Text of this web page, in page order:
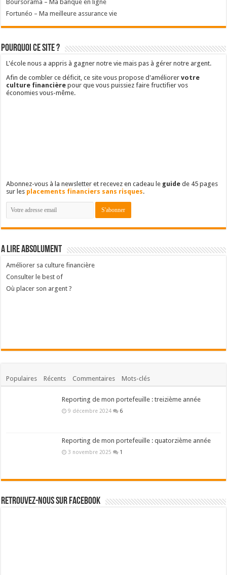
Binck – Mon courtier en bourse (PEA/PME)
Boursorama – Ma banque en ligne
Fortunéo – Ma meilleure assurance vie
Pourquoi ce site ?
L'école nous a appris à gagner notre vie mais pas à gérer notre argent.
Abonnez-vous à la newsletter et recevez en cadeau le
sur les
placements financiers sans risques
A lire absolument
Améliorer sa culture financière
Récents Commentaires Mots-clés
9 décembre 2024 6
3 novembre 2025 1